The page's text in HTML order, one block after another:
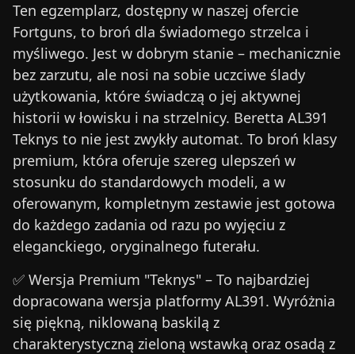
Ten egzemplarz, dostępny w naszej ofercie
Fortguns, to broń dla świadomego strzelca i
myśliwego. Jest w dobrym stanie – mechanicznie
bez zarzutu, ale nosi na sobie uczciwe ślady
użytkowania, które świadczą o jej aktywnej
historii w łowisku i na strzelnicy. Beretta AL391
Teknys to nie jest zwykły automat. To broń klasy
premium, która oferuje szereg ulepszeń w
stosunku do standardowych modeli, a w
oferowanym, kompletnym zestawie jest gotowa
do każdego zadania od razu po wyjęciu z
eleganckiego, oryginalnego futerału.
✅ Wersja Premium "Teknys" – To najbardziej
dopracowana wersja platformy AL391. Wyróżnia
się piękną, niklowaną baskilą z
charakterystyczną zieloną wstawką oraz osadą z